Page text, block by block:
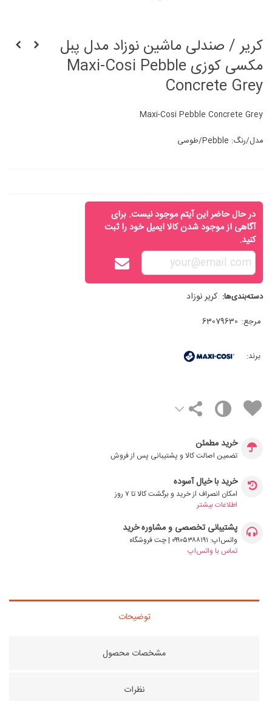
کریر / صندلی ماشین نوزاد مدل پبل
مکسی کوزی Maxi-Cosi Pebble
Concrete Grey
Maxi-Cosi Pebble Concrete Grey
مدل/رنگ: Pebble/طوسی
در حال حاضر این آیتم موجود نیست. برای
آگاهی از موجود شدن کالا ایمیل خود را ثبت
کنید.
دسته‌بندی‌ها: کریر نوزاد
مرجع: 63079630
برند:
خرید مطمئن
تضمین اصالت کالا و پشتیبانی پس از فروش
خرید با خیال آسوده
امکان انصراف از خرید و برگشت کالا تا ۷ روز
اطلاعات بیشتر
پشتیبانی تخصصی و مشاوره خرید
واتس‌اپ: ۰۹۹۰۵۳۸۸۱۹۱ | چت فروشگاه
تماس با واتس‌اپ
توضیحات
مشخصات محصول
نظرات